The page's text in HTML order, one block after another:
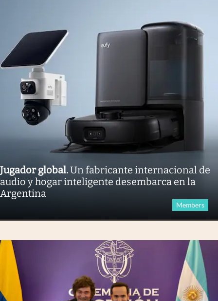
Jugador global.Un fabricante internacional de
audio y hogar inteligente desembarca en la
Argentina
Members